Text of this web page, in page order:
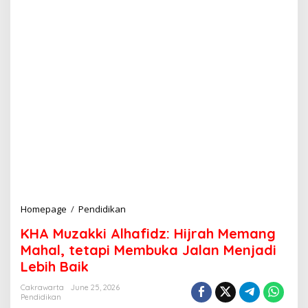
Homepage / Pendidikan
A
M
u
KHA Muzakki Alhafidz: Hijrah Memang
Mahal, tetapi Membuka Jalan Menjadi
Lebih Baik
Cakrawarta
June 25, 2026
Pendidikan